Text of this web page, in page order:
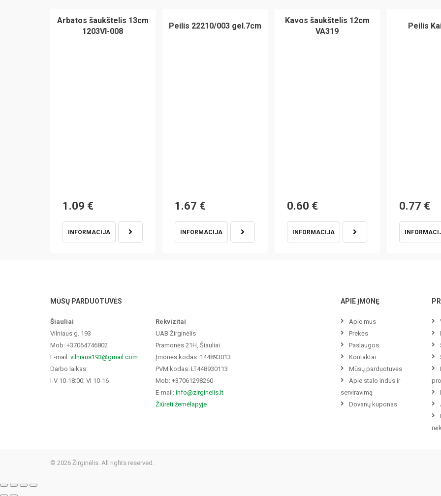
Arbatos šaukštelis 13cm
1203VI-008
1.09 €
INFORMACIJA
Peilis 22210/003 gel.7cm
1.67 €
INFORMACIJA
Kavos šaukštelis 12cm
VA319
0.60 €
INFORMACIJA
Peilis
Original
price
was:
0.77 €
MŪSŲ PARDUOTUVĖS
Šiauliai
Vilniaus g. 193
Mob: +37064746802
E-mail: vilniaus193@gmail.com
Darbo laikas:
I-V 10-18:00; VI 10-16
Rekvizitai
UAB Žirginėlis
Pramonės 21H, Šiauliai
Įmonės kodas: 144893013
PVM kodas: LT448930113
Mob: +37061298260
E-mail: info@zirginelis.lt
Žiūrėti žemėlapyje
APIE ĮMONĘ
Apie mus
Prekės
Paslaugos
Kontaktai
Mūsų parduotuvės
Apie stalo indus ir
serviravimą
Dovanų kuponas
© 2026 Žirginėlis. All rights reserved.